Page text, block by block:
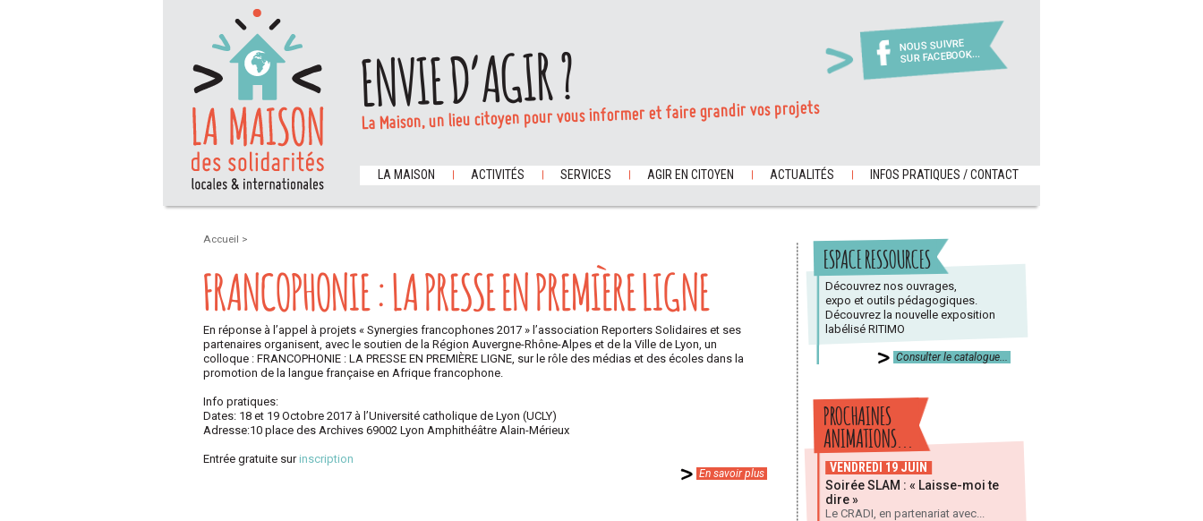
NOUS SUIVRE
SUR FACEBOOK...
ENVIE D’AGIR ?
La Maison, un lieu citoyen pour vous informer et faire grandir vos projets
LA MAISON ACTIVITÉS SERVICES AGIR EN CITOYEN ACTUALITÉS INFOS PRATIQUES / CONTACT
Accueil >
FRANCOPHONIE : LA PRESSE EN PREMIÈRE LIGNE
En réponse à l’appel à projets « Synergies francophones 2017 » l’association Reporters Solidaires et ses
partenaires organisent, avec le soutien de la Région Auvergne-Rhône-Alpes et de la Ville de Lyon, un
colloque : FRANCOPHONIE : LA PRESSE EN PREMIÈRE LIGNE, sur le rôle des médias et des écoles dans la
promotion de la langue française en Afrique francophone.
Info pratiques:
Dates: 18 et 19 Octobre 2017 à l’Université catholique de Lyon (UCLY)
Adresse:10 place des Archives 69002 Lyon Amphithéâtre Alain-Mérieux
Entrée gratuite surinscription
En savoir plus
ESPACE RESSOURCES
Découvrez nos ouvrages,
expo et outils pédagogiques.
Découvrez la nouvelle exposition
labélisé RITIMO
Consulter le catalogue...
PROCHAINES
ANIMATIONS...
VENDREDI 19 JUIN
Soirée SLAM : « Laisse-moi te
dire »
Le CRADI, en partenariat avec...